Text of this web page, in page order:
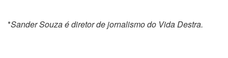
*Sander Souza é diretor de jornalismo do Vida Destra.